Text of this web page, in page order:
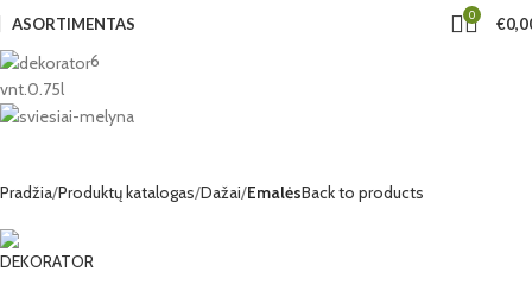
ASORTIMENTAS 0 €
6
vnt.0.75l
Pradžia Produktų katalogas Dažai EmalėsBack to products